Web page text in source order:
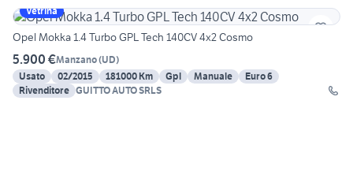
Vetrina
Opel Mokka 1.4 Turbo GPL Tech 140CV 4x2 Cosmo
5.900 €Manzano(UD)
Usato
02/2015 181000 Km Gpl Manuale
Euro 6
Rivenditore GUITTO AUTO SRLS